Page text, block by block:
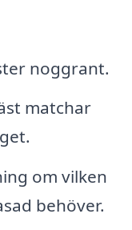
noggrant.
matchar
om vilken
behöver.